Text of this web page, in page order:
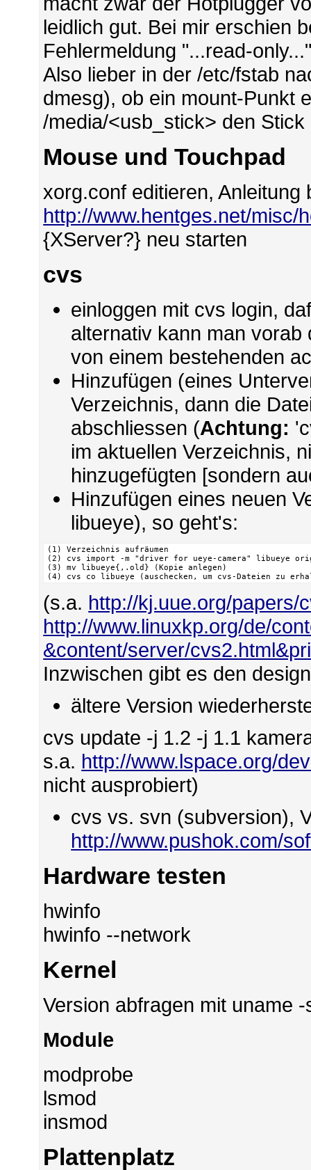
leidlich gut. Bei mir erschien
Fehlermeldung "...read-
Also lieber in der /etc/fstab
dmesg), ob ein mount-Punkt
/media/<usb_stick> den Stick
Mouse und Touchpad
xorg.conf editieren, Anleitung
http://www.hentges.net/misc/
{XServer?} neu starten
cvs
einloggen mit cvs login,
alternativ kann man
von einem bestehenden
Hinzufügen (eines
Verzeichnis, dann die
abschliessen (Achtung:
im aktuellen Verzeichnis,
hinzugefügten [sondern
Hinzufügen eines neuen
libueye), so geht's:
(1) Verzeichnis aufräumen
(2) cvs import -m "driver for ueye-camera" libueye
(3) mv libueye{,.old} (Kopie anlegen)
(4) cvs co libueye (auschecken, um cvs-Dateien zu
(s.a. http://kj.uue.org/papers/
http://www.linuxkp.org/de/
&content/server/
Inzwischen gibt es den
ältere Version
cvs update -j 1.2 -j 1.1
s.a. http://www.lspace.org/
nicht ausprobiert)
cvs vs. svn (subversion),
http://www.pushok.com/
Hardware testen
hwinfo
hwinfo --network
Kernel
Version abfragen mit uname
Module
modprobe
lsmod
insmod
Plattenplatz